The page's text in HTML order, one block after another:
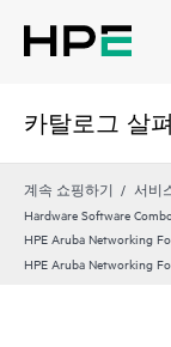
카탈로그 살
계속 쇼핑하기 서비
Hardware Software
HPE Aruba Networking
HPE Aruba Networking